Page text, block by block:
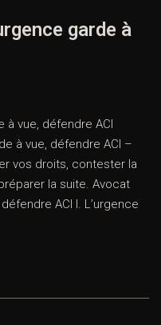
garde à
à vue, défendre ACI
à vue, défendre ACI –
vos droits, contester la
la suite. Avocat
ACI I. L’urgence